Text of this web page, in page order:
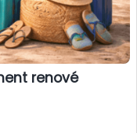
renové